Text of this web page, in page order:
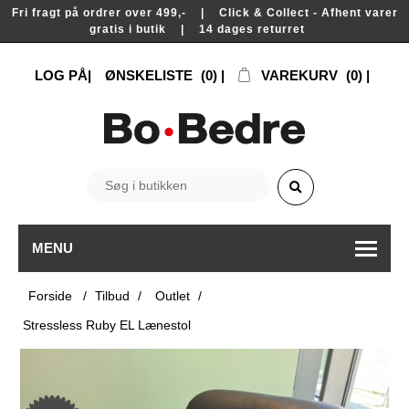
Fri fragt på ordrer over 499,- | Click & Collect - Afhent varer
gratis i butik | 14 dages returret
LOG PÅ ØNSKELISTE (0) VAREKURV (0)
MENU
Forside / Tilbud / Outlet /
Stressless Ruby EL Lænestol